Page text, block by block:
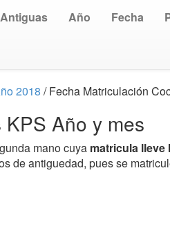
Antiguas Año Fecha
2018 / Fecha Matriculación
Año y mes
mano cuya matricula lleve
de antiguedad, pues se